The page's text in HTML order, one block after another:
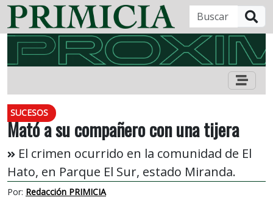
SUCESOS
Mató a su compañero con una tijera
El crimen ocurrido en la comunidad de El
Hato, en Parque El Sur, estado Miranda.
Por: Redacción PRIMICIA